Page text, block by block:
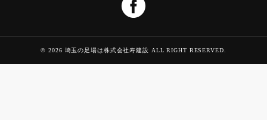
© 2026 埼玉の足場は株式会社寿建設 ALL RIGHT RESERVED.